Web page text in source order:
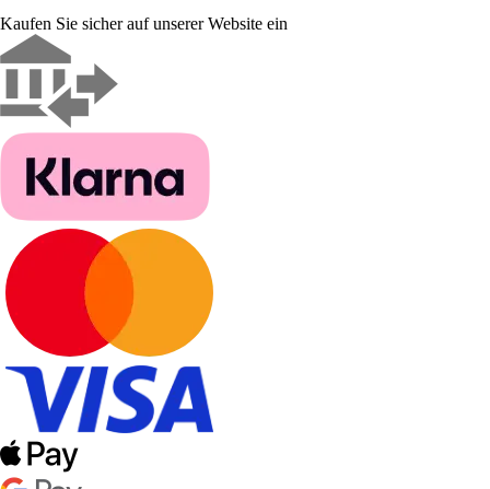
Kaufen Sie sicher auf unserer Website ein